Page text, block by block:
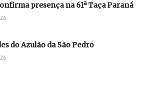
presença na 61ª Taça Paraná
do Azulão da São Pedro